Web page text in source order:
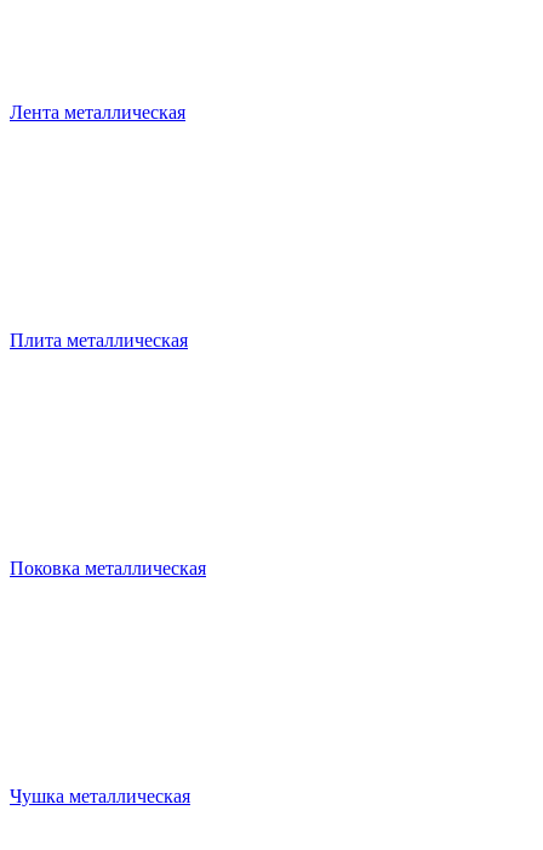
Лента металлическая
Плита металлическая
Поковка металлическая
Чушка металлическая